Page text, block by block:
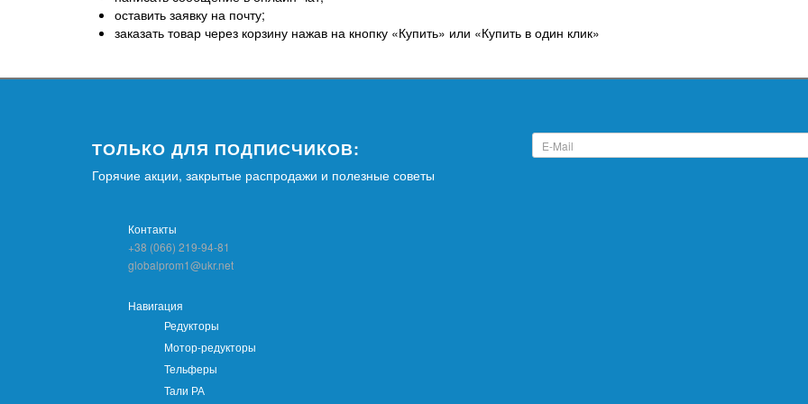
оставить заявку на почту;
заказать товар через корзину нажав на кнопку «Купить» или «Купить в один клик»
ТОЛЬКО ДЛЯ ПОДПИСЧИКОВ:
Горячие акции, закрытые распродажи и полезные советы
Контакты
+38 (066) 219-94-81
globalprom1@ukr.net
Навигация
Редукторы
Мотор-редукторы
Тельферы
Тали РА